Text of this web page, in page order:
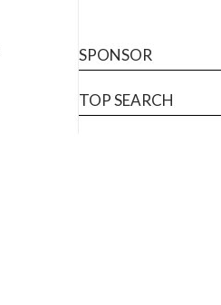
SPONSOR
TOP SEARCH